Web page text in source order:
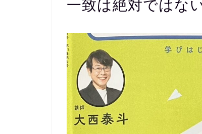
一致は絶対ではな